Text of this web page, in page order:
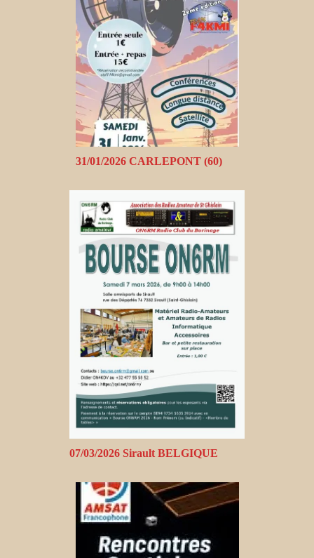
31/01/2026 CARLEPONT (60)
07/03/2026 Sirault BELGIQUE